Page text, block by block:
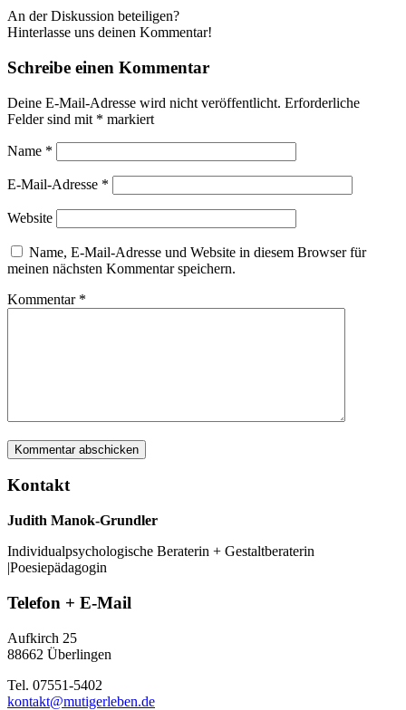
An der Diskussion beteiligen?
Hinterlasse uns deinen Kommentar!
Schreibe einen Kommentar
Deine E-Mail-Adresse wird nicht veröffentlicht. Erforderliche
Felder sind mit * markiert
Name *
E-Mail-Adresse *
Website
Name, E-Mail-Adresse und Website in diesem Browser für
meinen nächsten Kommentar speichern.
Kommentar *
Kontakt
Judith Manok-Grundler
Individualpsychologische Beraterin + Gestaltberaterin
|Poesiepädagogin
Telefon + E-Mail
Aufkirch 25
88662 Überlingen
Tel. 07551-5402
kontakt@mutigerleben.de